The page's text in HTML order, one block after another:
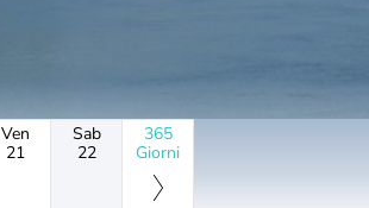
Ven
21
Sab
22
365
Giorni